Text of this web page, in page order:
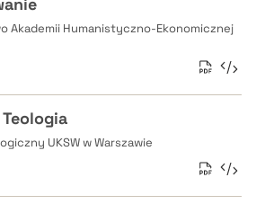
Akademii Humanistyczno-Ekonomicznej
UKSW w Warszawie